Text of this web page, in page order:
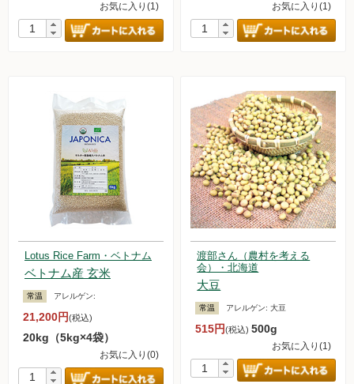
お気に入り(1) お気に入り(1)
Lotus Rice Farm・ベトナム
ベトナム産 玄米
常温 アレルゲン:
21,200円(税込)
20kg（5kg×4袋）
お気に入り(0)
渡部さん（農村を考える
会）・北海道
大豆
常温 アレルゲン:大豆
515円(税込)500g
お気に入り(1)